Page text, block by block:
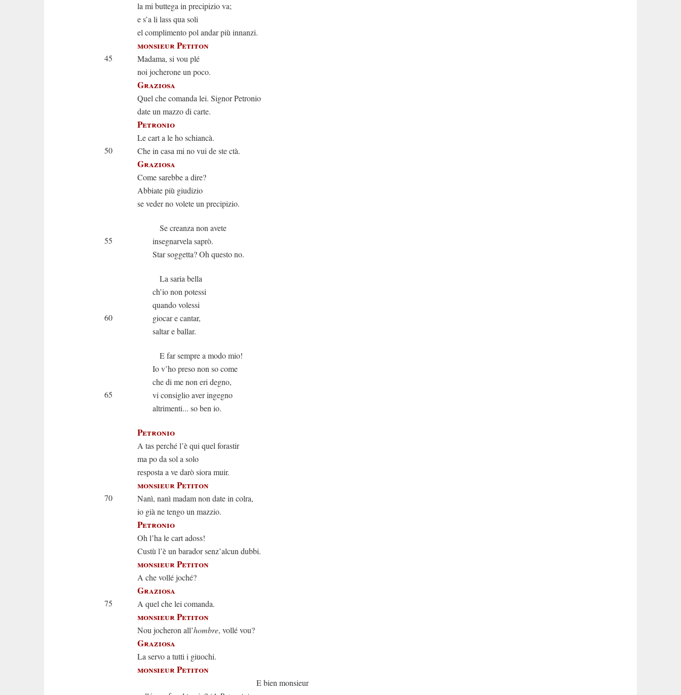
la mi buttega in precipizio va;
e s’a li lass qua soli
el complimento pol andar più innanzi.
monsieur Petiton
45
Madama, si vou plé
noi jocherone un poco.
Graziosa
Quel che comanda lei. Signor Petronio
date un mazzo di carte.
Petronio
Le cart a le ho schiancà.
50
Che in casa mi no vui de ste ctà.
Graziosa
Come sarebbe a dire?
Abbiate più giudizio
se veder no volete un precipizio.
Se creanza non avete
55
insegnarvela saprò.
Star soggetta? Oh questo no.
La saria bella
ch’io non potessi
quando volessi
60
giocar e cantar,
saltar e ballar.
E far sempre a modo mio!
Io v’ho preso non so come
che di me non eri degno,
65
vi consiglio aver ingegno
altrimenti... so ben io.
Petronio
A tas perché l’è qui quel forastir
ma po da sol a solo
resposta a ve darò siora muir.
monsieur Petiton
70
Nanì, nanì madam non date in colra,
io già ne tengo un mazzio.
Petronio
Oh l’ha le cart adoss!
Custù l’è un barador senz’alcun dubbi.
monsieur Petiton
A che vollé joché?
Graziosa
75 A quel che lei comanda.
monsieur Petiton
Nou jocheron all’hombre, vollé vou?
Graziosa
La servo a tutti i giuochi.
monsieur Petiton
E bien monsieur